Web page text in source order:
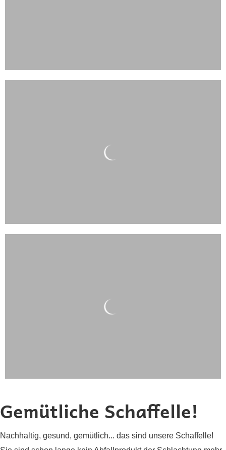
Gemütliche Schaffelle!
Nachhaltig, gesund, gemütlich... das sind unsere Schaffelle!